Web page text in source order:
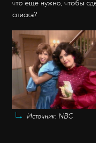
что еще нужно, чтобы
списка?
Источник: NBC